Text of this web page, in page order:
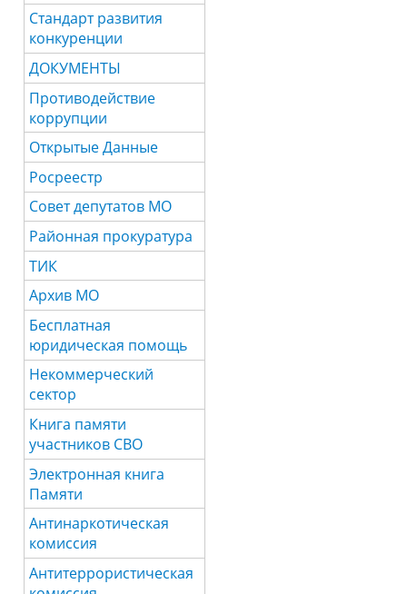
Стандарт развития
конкуренции
ДОКУМЕНТЫ
Противодействие
коррупции
Открытые Данные
Росреестр
Совет депутатов МО
Районная прокуратура
ТИК
Архив МО
Бесплатная
юридическая помощь
Некоммерческий
сектор
Книга памяти
участников СВО
Электронная книга
Памяти
Антинаркотическая
комиссия
Антитеррористическая